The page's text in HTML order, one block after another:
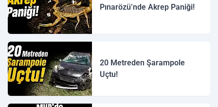
Pınarözü’nde Akrep Paniği!
20 Metreden Şarampole
Uçtu!